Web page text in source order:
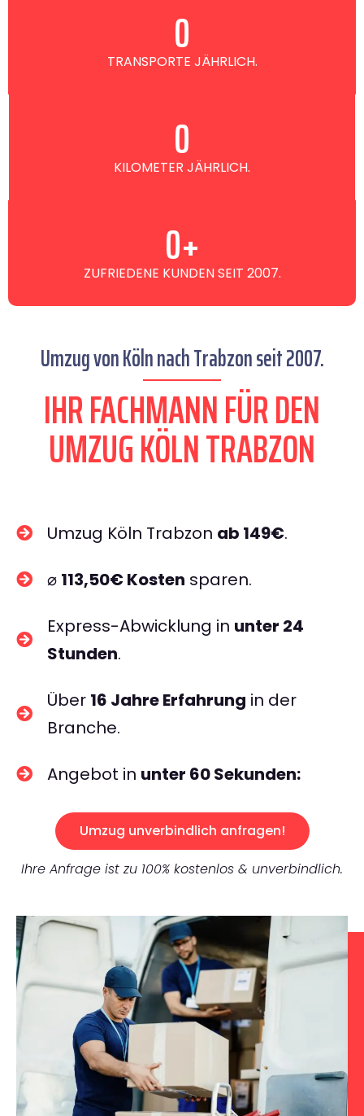
TRANSPORTE JÄHRLICH.
0
KILOMETER JÄHRLICH.
0
ZUFRIEDENE KUNDEN SEIT 2007.
0+
Umzug von Köln nach Trabzon seit 2007.
IHR FACHMANN FÜR DEN
UMZUG KÖLN TRABZON
Umzug Köln Trabzon ab 149€.
⌀ 113,50€ Kosten sparen.
Express-Abwicklung in unter 24
Stunden.
Über 16 Jahre Erfahrung in der
Branche.
Angebot in unter 60 Sekunden:
Umzug unverbindlich anfragen!
Ihre Anfrage ist zu 100% kostenlos & unverbindlich.